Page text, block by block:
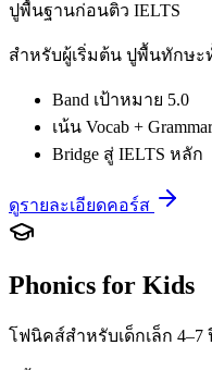
ปูพื้นฐานก่อนติว IELTS
สำหรับผู้เริ่มต้น ปูพื้นทักษะ
Band เป้าหมาย 5.0
เน้น Vocab + Grammar
Bridge สู่ IELTS หลัก
ดูรายละเอียดคอร์ส
Phonics for Kids
โฟนิคส์สำหรับเด็กเล็ก 4–7